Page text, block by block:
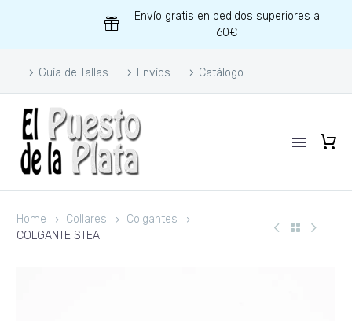
Envío gratis en pedidos superiores a
60€
Guía de Tallas Envíos Catálogo
Home Collares
Colgantes
COLGANTE STEA